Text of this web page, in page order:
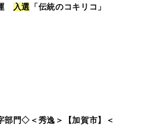
入選
「伝統のコキリコ」
部門◇＜秀逸＞【加賀市】＜